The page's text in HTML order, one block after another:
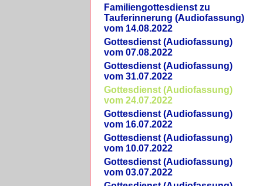
Familiengottesdienst zu
Tauferinnerung (Audiofassung)
vom 14.08.2022
Gottesdienst (Audiofassung)
vom 07.08.2022
Gottesdienst (Audiofassung)
vom 31.07.2022
Gottesdienst (Audiofassung)
vom 24.07.2022
Gottesdienst (Audiofassung)
vom 16.07.2022
Gottesdienst (Audiofassung)
vom 10.07.2022
Gottesdienst (Audiofassung)
vom 03.07.2022